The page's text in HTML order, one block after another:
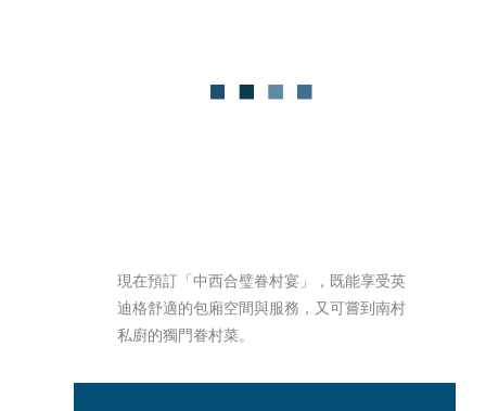
現在預訂「中西合璧眷村宴」，既能享受英
迪格舒適的包廂空間與服務，又可嘗到南村
私廚的獨門眷村菜。